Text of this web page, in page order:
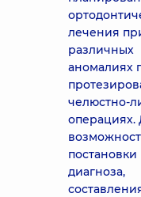
лечения
различных
аномалиях
челюстно-
операциях.
постановки
диагноза,